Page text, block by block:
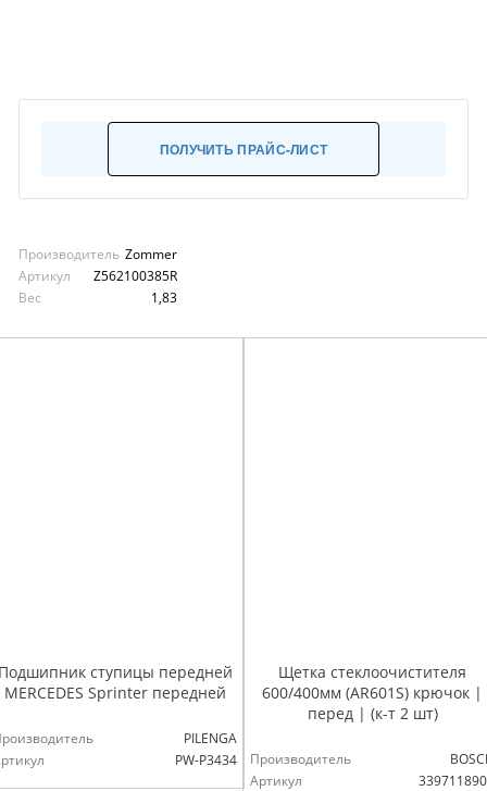
ПОЛУЧИТЬ ПРАЙС-ЛИСТ
Производитель Zommer
Артикул
Z562100385R
Вес
1,83
ступицы передней
MERCEDES Sprinter передней
PILENGA
PW-P3434
Щетка стеклоочистителя
600/400мм (AR601S) крючок |
перед | (к-т 2 шт)
Производитель
Артикул